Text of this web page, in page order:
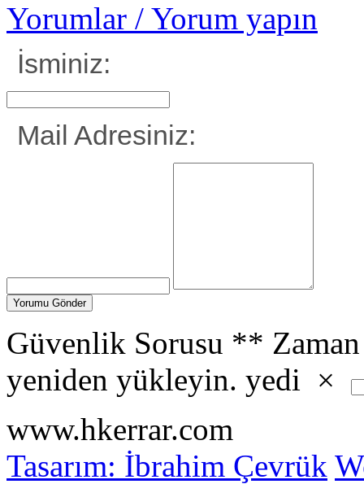
Yorumlar / Yorum yapın
İsminiz:
Mail Adresiniz:
Güvenlik Sorusu **
yeniden yükleyin. yedi ×
www.hkerrar.com
Tasarım: İbrahim Çevrük